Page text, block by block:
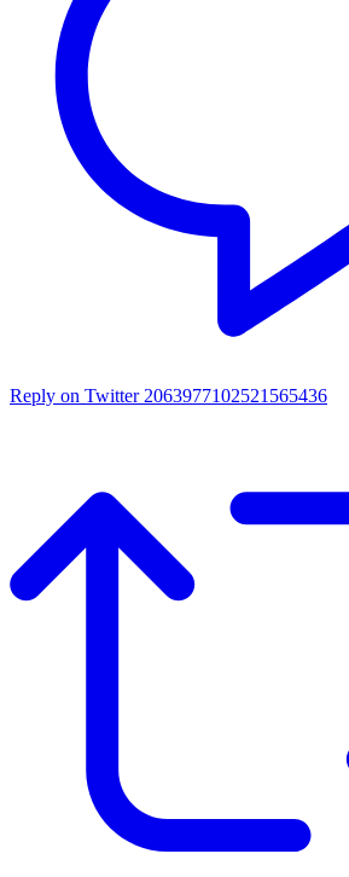
Reply on Twitter 2063977102521565436